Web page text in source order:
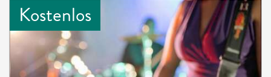
Kostenlos